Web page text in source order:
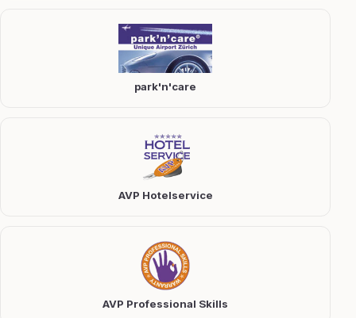
park'n'care
AVP Hotelservice
AVP Professional Skills